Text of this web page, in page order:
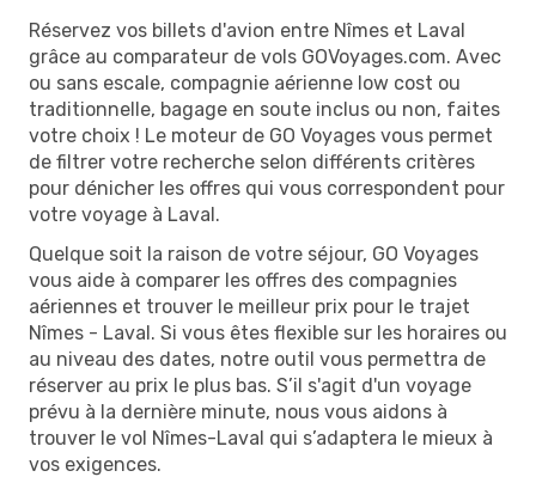
Réservez vos billets d'avion entre Nîmes et Laval
grâce au comparateur de vols GOVoyages.com. Avec
ou sans escale, compagnie aérienne low cost ou
traditionnelle, bagage en soute inclus ou non, faites
votre choix ! Le moteur de GO Voyages vous permet
de filtrer votre recherche selon différents critères
pour dénicher les offres qui vous correspondent pour
votre voyage à Laval.
Quelque soit la raison de votre séjour, GO Voyages
vous aide à comparer les offres des compagnies
aériennes et trouver le meilleur prix pour le trajet
Nîmes - Laval. Si vous êtes flexible sur les horaires ou
au niveau des dates, notre outil vous permettra de
réserver au prix le plus bas. S’il s'agit d'un voyage
prévu à la dernière minute, nous vous aidons à
trouver le vol Nîmes-Laval qui s’adaptera le mieux à
vos exigences.